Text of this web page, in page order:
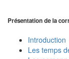
Présentation de la
Introduction
Les temps